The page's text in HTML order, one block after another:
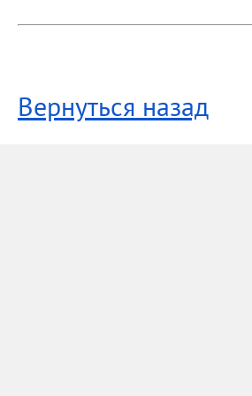
Вернуться назад